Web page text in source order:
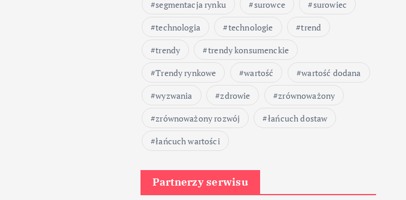
segmentacja rynku
surowce
surowiec
technologia
technologie
trend
trendy
trendy konsumenckie
Trendy rynkowe
wartość
wartość dodana
wyzwania
zdrowie
zrównoważony
zrównoważony rozwój
łańcuch dostaw
łańcuch wartości
Partnerzy serwisu